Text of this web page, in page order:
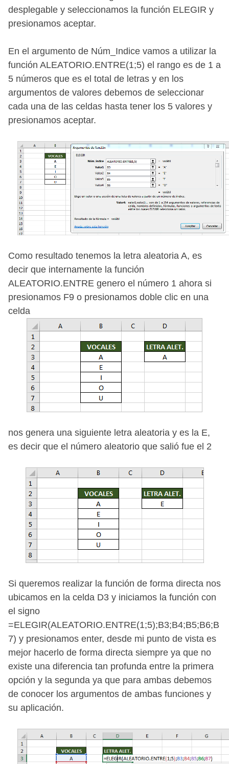
desplegable y seleccionamos la función ELEGIR y
presionamos aceptar.
En el argumento de Núm_Indice vamos a utilizar la
función ALEATORIO.ENTRE(1;5) el rango es de 1 a
5 números que es el total de letras y en los
argumentos de valores debemos de seleccionar
cada una de las celdas hasta tener los 5 valores y
presionamos aceptar.
Como resultado tenemos la letra aleatoria A, es
decir que internamente la función
ALEATORIO.ENTRE genero el número 1 ahora si
presionamos F9 o presionamos doble clic en una
celda
nos genera una siguiente letra aleatoria y es la E,
es decir que el número aleatorio que salió fue el 2
Si queremos realizar la función de forma directa nos
ubicamos en la celda D3 y iniciamos la función con
el signo
=ELEGIR(ALEATORIO.ENTRE(1;5);B3;B4;B5;B6;B
7) y presionamos enter, desde mi punto de vista es
mejor hacerlo de forma directa siempre ya que no
existe una diferencia tan profunda entre la primera
opción y la segunda ya que para ambas debemos
de conocer los argumentos de ambas funciones y
su aplicación.